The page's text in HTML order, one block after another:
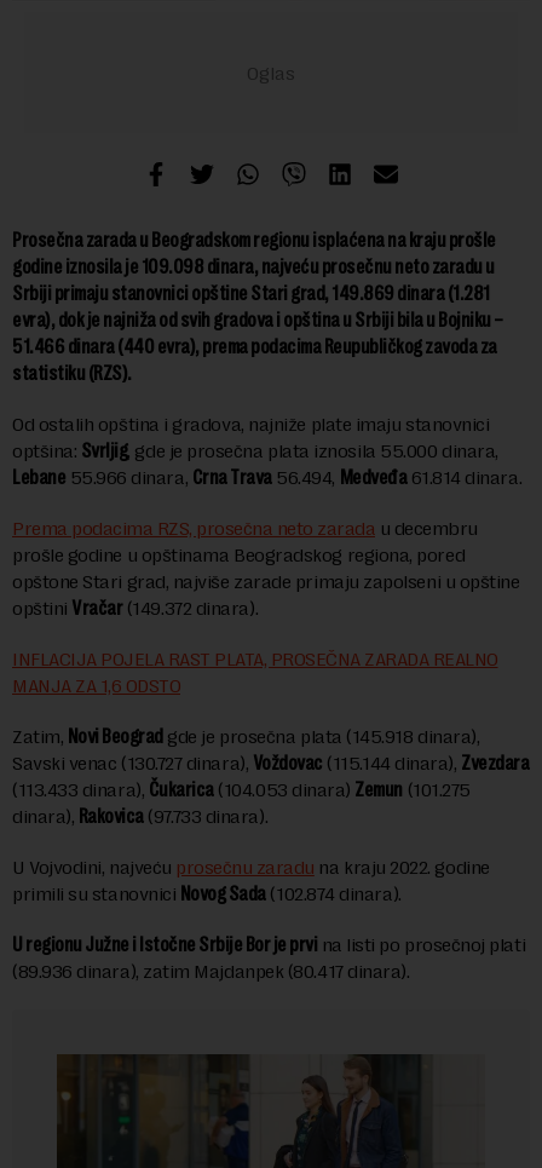
Prosečna zarada u Beogradskom regionu isplaćena na kraju prošle
godine iznosila je 109.098 dinara, najveću prosečnu neto zaradu u
Srbiji primaju stanovnici opštine Stari grad, 149.869 dinara (1.281
evra), dok je najniža od svih gradova i opština u Srbiji bila u Bojniku –
51.466 dinara (440 evra), prema podacima Reupubličkog zavoda za
statistiku (RZS).
Od ostalih opština i gradova, najniže plate imaju stanovnici
optšina: Svrljig, gde je prosečna plata iznosila 55.000 dinara,
Lebane 55.966 dinara, Crna Trava56.494, Medveđa61.814 dinara.
Prema podacima RZS, prosečna neto zarada u decembru
prošle godine u opštinama Beogradskog regiona, pored
opštone Stari grad, najviše zarade primaju zapolseni u opštine
opštini Vračar(149.372 dinara).
INFLACIJA POJELA RAST PLATA, PROSEČNA ZARADA REALNO
MANJA ZA 1,6 ODSTO
Zatim, Novi Beograd gde je prosečna plata (145.918 dinara),
Savski venac (130.727 dinara), Voždovac (115.144 dinara), Zvezdara
(113.433 dinara), Čukarica(104.053 dinara) Zemun (101.275
dinara), Rakovica(97.733 dinara).
U Vojvodini, najveću prosečnu zaradu na kraju 2022. godine
primili su stanovnici Novog Sada(102.874 dinara).
U regionu Južne i Istočne Srbije Bor je prvi na listi po prosečnoj plati
(89.936 dinara), zatim Majdanpek (80.417 dinara).